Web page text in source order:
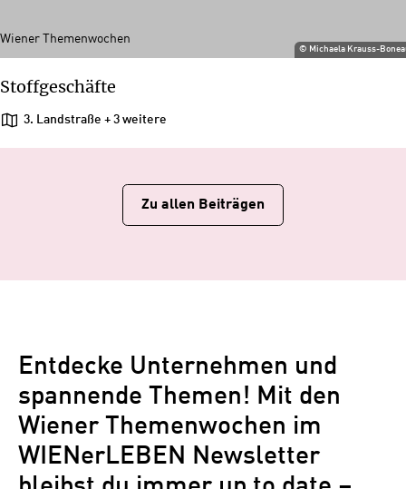
© Michaela Krauss-
Wiener Themenwochen
Stoffgeschäfte
3. Landstraße + 3 weitere
Zu allen Beiträgen
Entdecke Unternehmen und
spannende Themen! Mit den
Wiener Themenwochen im
WIENerLEBEN Newsletter